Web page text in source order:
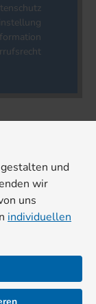
und
wir
uns
individuellen